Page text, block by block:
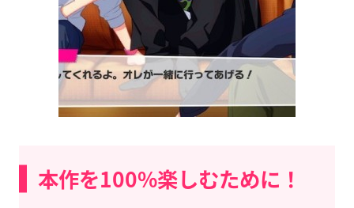
本作を100%楽しむために！